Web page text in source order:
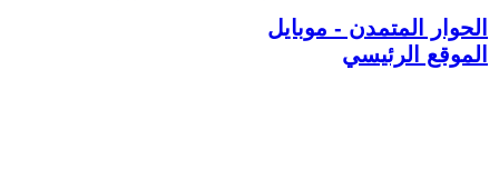
الحوار المتمدن - موبايل
الموقع الرئيسي